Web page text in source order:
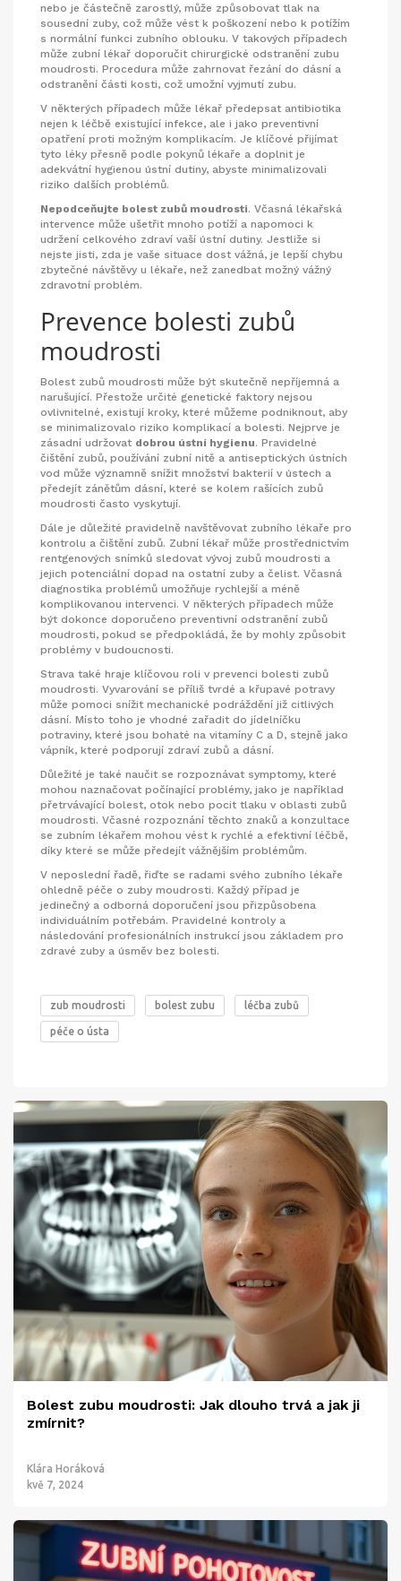
nebo je částečně zarostlý, může způsobovat tlak na
sousední zuby, což může vést k poškození nebo k potížím
s normální funkci zubního oblouku. V takových případech
může zubní lékař doporučit chirurgické odstranění zubu
moudrosti. Procedura může zahrnovat řezání do dásní a
odstranění části kosti, což umožní vyjmutí zubu.
V některých případech může lékař předepsat antibiotika
nejen k léčbě existující infekce, ale i jako preventivní
opatření proti možným komplikacím. Je klíčové přijímat
tyto léky přesně podle pokynů lékaře a doplnit je
adekvátní hygienou ústní dutiny, abyste minimalizovali
riziko dalších problémů.
Nepodceňujte bolest zubů moudrosti. Včasná lékařská
intervence může ušetřit mnoho potíží a napomoci k
udržení celkového zdraví vaší ústní dutiny. Jestliže si
nejste jisti, zda je vaše situace dost vážná, je lepší chybu
zbytečné návštěvy u lékaře, než zanedbat možný vážný
zdravotní problém.
Prevence bolesti zubů
moudrosti
Bolest zubů moudrosti může být skutečně nepříjemná a
narušující. Přestože určité genetické faktory nejsou
ovlivnitelné, existují kroky, které můžeme podniknout, aby
se minimalizovalo riziko komplikací a bolesti. Nejprve je
zásadní udržovat dobrou ústní hygienu. Pravidelné
čištění zubů, používání zubní nitě a antiseptických ústních
vod může významně snížit množství bakterií v ústech a
předejít zánětům dásní, které se kolem rašících zubů
moudrosti často vyskytují.
Dále je důležité pravidelně navštěvovat zubního lékaře pro
kontrolu a čištění zubů. Zubní lékař může prostřednictvím
rentgenových snímků sledovat vývoj zubů moudrosti a
jejich potenciální dopad na ostatní zuby a čelist. Včasná
diagnostika problémů umožňuje rychlejší a méně
komplikovanou intervenci. V některých případech může
být dokonce doporučeno preventivní odstranění zubů
moudrosti, pokud se předpokládá, že by mohly způsobit
problémy v budoucnosti.
Strava také hraje klíčovou roli v prevenci bolesti zubů
moudrosti. Vyvarování se příliš tvrdé a křupavé potravy
může pomoci snížit mechanické podráždění již citlivých
dásní. Místo toho je vhodné zařadit do jídelníčku
potraviny, které jsou bohaté na vitamíny C a D, stejně jako
vápník, které podporují zdraví zubů a dásní.
Důležité je také naučit se rozpoznávat symptomy, které
mohou naznačovat počínající problémy, jako je například
přetrvávající bolest, otok nebo pocit tlaku v oblasti zubů
moudrosti. Včasné rozpoznání těchto znaků a konzultace
se zubním lékařem mohou vést k rychlé a efektivní léčbě,
díky které se může předejít vážnějším problémům.
V neposlední řadě, řiďte se radami svého zubního lékaře
ohledně péče o zuby moudrosti. Každý případ je
jedinečný a odborná doporučení jsou přizpůsobena
individuálním potřebám. Pravidelné kontroly a
následování profesionálních instrukcí jsou základem pro
zdravé zuby a úsměv bez bolesti.
zub moudrosti bolest zubu léčba zubů
péče o ústa
Bolest zubu moudrosti: Jak dlouho trvá a jak ji
zmírnit?
Klára Horáková
kvě 7, 2024